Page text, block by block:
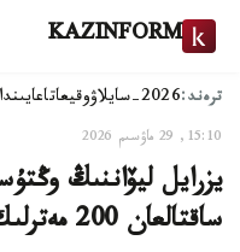
KAZINFORM
ترەند:2026-سايلاۋ وقيعا
15:10, 29 ماۋسىم 2026
يزرايل ليۆاننىڭ
ساقتالعان 200 مەترلىك توننەلدى قيراتتى